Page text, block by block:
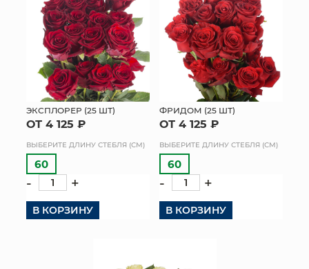
ПОДАРОЧНЫЕ КАРТЫ
ТОРГОВЫЙ ЦЕНТР
ОПТОВЫМ КЛИЕНТАМ
ДОСТАВКА И ОПЛАТА
ЭКСПЛОРЕР (25 ШТ)
ОТ 4 125 ₽
ВЫБЕРИТЕ ДЛИНУ СТЕБЛЯ (СМ)
60
- +
В КОРЗИНУ
ФРИДОМ (25 ШТ)
ОТ 4 125 ₽
ВЫБЕРИТЕ ДЛИНУ СТЕБЛЯ (СМ)
60
- +
В КОРЗИНУ